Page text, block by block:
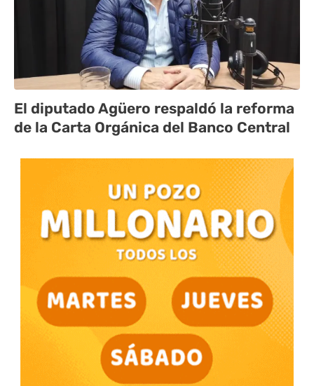
El diputado Agüero respaldó la reforma
de la Carta Orgánica del Banco Central